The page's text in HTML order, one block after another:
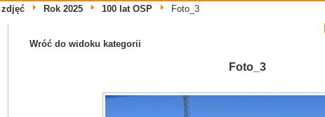
Rok 2025 100 lat OSP Foto_3
Wróć do widoku kategorii
Foto_3